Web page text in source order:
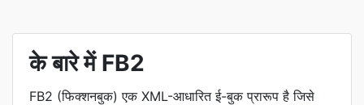
के बारे में FB2
FB2 (फिक्शनबुक) एक XML-आधारित ई-बुक प्रारूप है जिसे